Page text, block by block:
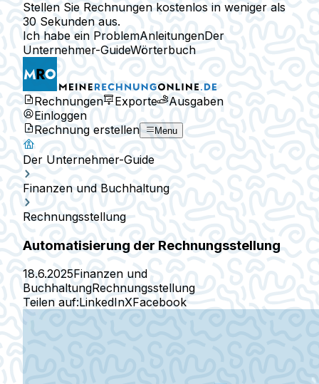
Stellen Sie Rechnungen kostenlos in weniger als
30 Sekunden aus.
Ich habe ein ProblemAnleitungenDer
Unternehmer-GuideWörterbuch
Rechnungen Exporte
Ausgaben
Einloggen
Rechnung erstellen
Menu
Der Unternehmer-Guide
Finanzen und Buchhaltung
Rechnungsstellung
Automatisierung der Rechnungsstellung
18.6.2025Finanzen und
BuchhaltungRechnungsstellung
Teilen auf:LinkedInXFacebook